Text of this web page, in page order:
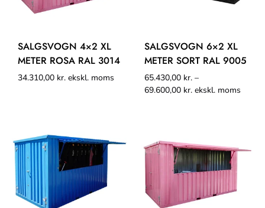
SALGSVOGN 4×2 XL
METER ROSA RAL 3014
34.310,00 kr. ekskl. moms
SALGSVOGN 6×2 XL
METER SORT RAL 9005
65.430,00 kr. –
69.600,00 kr. ekskl. moms